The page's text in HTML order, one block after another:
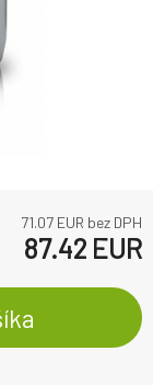
71.07 EUR bez DPH
87.42 EUR